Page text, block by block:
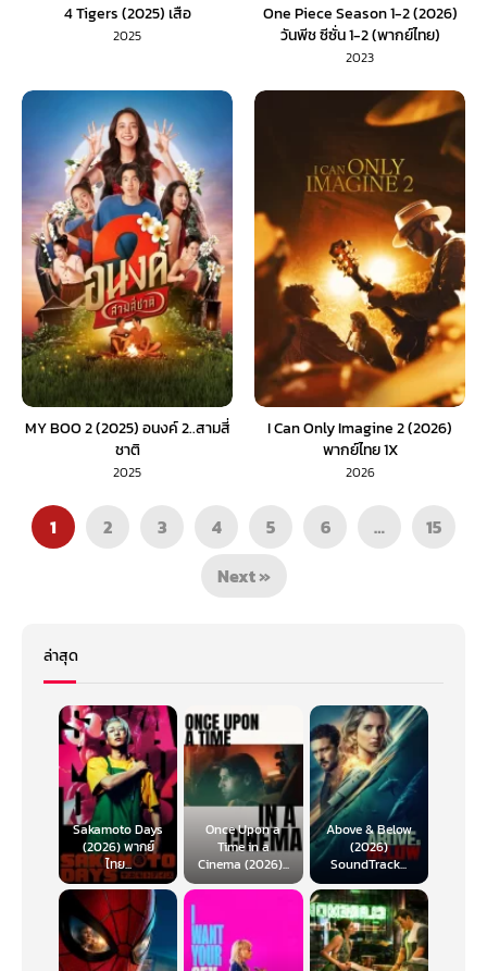
4 Tigers (2025) เสือ
2025
One Piece Season 1-2 (2026)
วันพีช ซีซั่น 1-2 (พากย์ไทย)
2023
MY BOO 2 (2025) อนงค์ 2..สามสี่
ชาติ
2025
I Can Only Imagine 2 (2026)
พากย์ไทย 1X
2026
1 2 3 4 5 6 …
15
Next »
ล่าสุด
Sakamoto Days
(2026) พากย์
ไทย...
Once Upon a
Time in a
Cinema (2026)...
Above & Below
(2026)
SoundTrack...